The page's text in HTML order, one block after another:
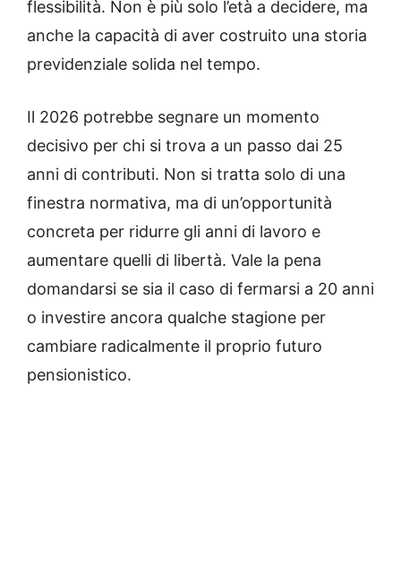
flessibilità. Non è più solo l’età a decidere, ma
anche la capacità di aver costruito una storia
previdenziale solida nel tempo.
Il 2026 potrebbe segnare un momento
decisivo per chi si trova a un passo dai 25
anni di contributi. Non si tratta solo di una
finestra normativa, ma di un’opportunità
concreta per ridurre gli anni di lavoro e
aumentare quelli di libertà. Vale la pena
domandarsi se sia il caso di fermarsi a 20 anni
o investire ancora qualche stagione per
cambiare radicalmente il proprio futuro
pensionistico.